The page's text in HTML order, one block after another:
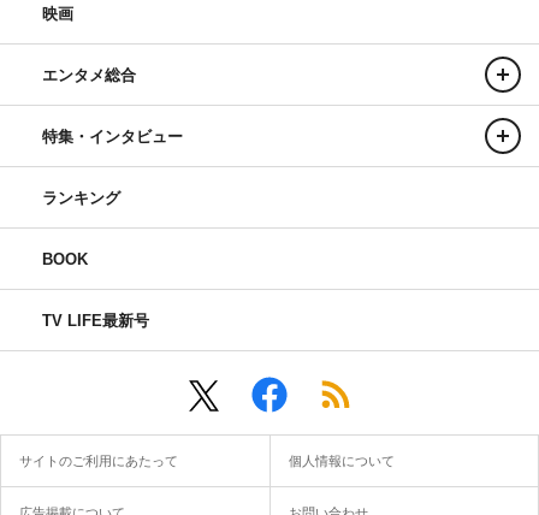
映画
エンタメ総合
特集・インタビュー
ランキング
BOOK
TV LIFE最新号
サイトのご利用にあたって 個人情報について